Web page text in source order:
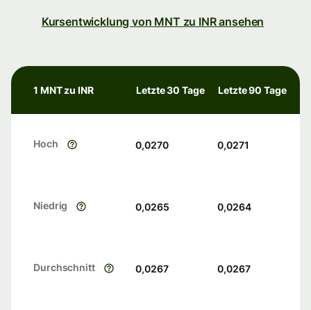
Kursentwicklung von MNT zu INR ansehen
1 MNT zu INR Letzte 30 Tage Letzte 90 Tage
Hoch 0,0270 0,0271
Niedrig 0,0265 0,0264
Durchschnitt 0,0267 0,0267